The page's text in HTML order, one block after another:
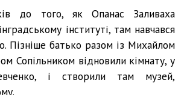
до того, як Опанас Заливаха
інституті, там навчався
Пізніше батько разом із Михайлом
Сопільником відновили кімнату, у
і створили там музей,